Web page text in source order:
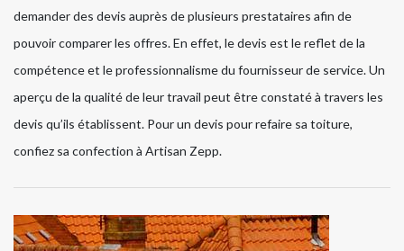
demander des devis auprès de plusieurs prestataires afin de
pouvoir comparer les offres. En effet, le devis est le reflet de la
compétence et le professionnalisme du fournisseur de service. Un
aperçu de la qualité de leur travail peut être constaté à travers les
devis qu’ils établissent. Pour un devis pour refaire sa toiture,
confiez sa confection à Artisan Zepp.